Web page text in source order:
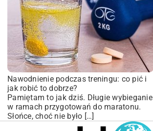
Nawodnienie podczas treningu: co pić i
jak robić to dobrze?
Pamiętam to jak dziś. Długie wybieganie
w ramach przygotowań do maratonu.
Słońce, choć nie było […]